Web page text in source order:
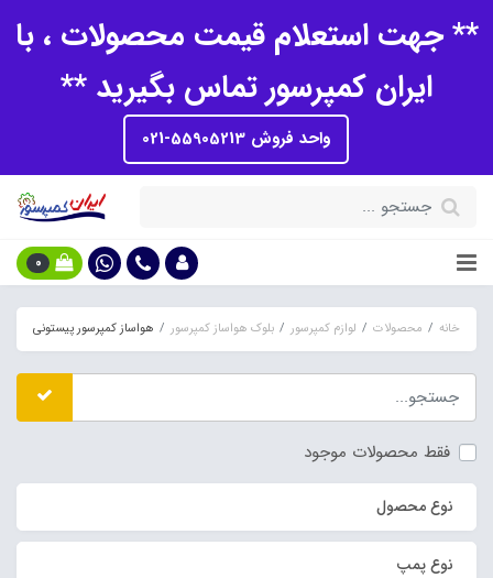
** جهت استعلام قیمت محصولات ، با
ایران کمپرسور تماس بگیرید **
واحد فروش 55905213-021
0
خانه محصولات لوازم کمپرسور بلوک هواساز کمپرسور هواساز کمپرسور پیستونی
فقط محصولات موجود
نوع محصول
نوع پمپ